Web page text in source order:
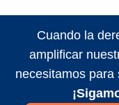
Cuando la
amplificar
necesitamos para